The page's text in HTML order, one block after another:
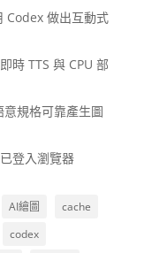
Codex 做出互動式
時 TTS 與 CPU 部
規格可靠產生圖
登入瀏覽器
AI繪圖
cache
codex